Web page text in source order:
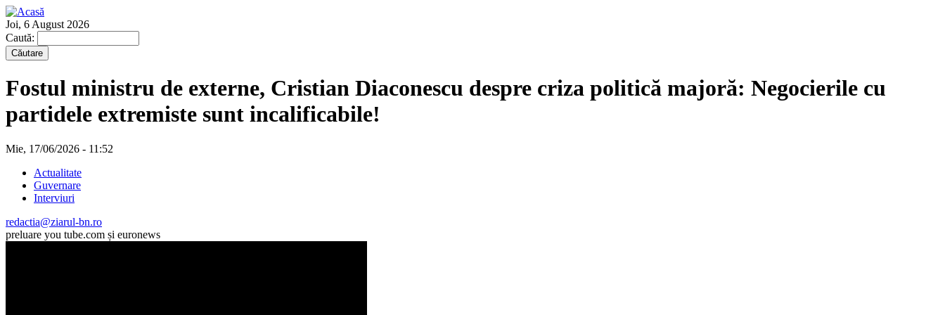
Joi, 6 August 2026
Caută:
Fostul ministru de externe, Cristian Diaconescu despre criza politică majoră: Negocierile cu
partidele extremiste sunt incalificabile!
Mie, 17/06/2026 - 11:52
Actualitate
Guvernare
Interviuri
redactia@ziarul-bn.ro
preluare you tube.com și euronews